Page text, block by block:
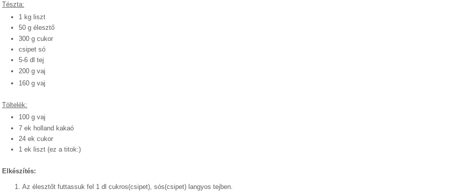
Tészta:
1 kg liszt
50 g élesztő
300 g cukor
csipet só
5-6 dl tej
200 g vaj
160 g vaj
Töltelék:
100 g vaj
7 ek holland kakaó
24 ek cukor
1 ek liszt (ez a titok:)
Elkészítés:
Az élesztőt futtassuk fel 1 dl cukros(csipet), sós(csipet) langyos tejben.